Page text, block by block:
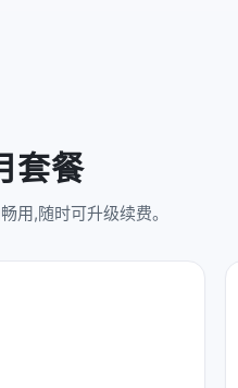
套餐
用,随时可升级续费。